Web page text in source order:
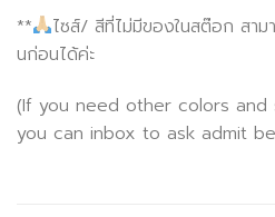
**
ไซส์/ สีที่ไม่มีของในสต๊อก สา
นก่อนได้ค่ะ
(If you need other colors and
you can inbox to ask admit